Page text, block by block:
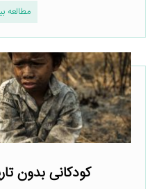
مطالعه
کودکانی بدون